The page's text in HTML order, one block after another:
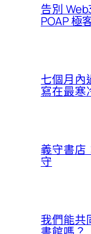
告別
POAP 極
七個月內
寫在最寒
義守書店
守
我們能共